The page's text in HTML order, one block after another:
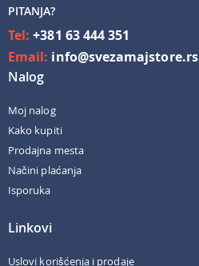
PITANJA?
Tel:+381 63 444 351
Email: info@svezamajstore.rs
Nalog
Moj nalog
Kako kupiti
Prodajna mesta
Načini plaćanja
Isporuka
Linkovi
Uslovi korišćenja i prodaje